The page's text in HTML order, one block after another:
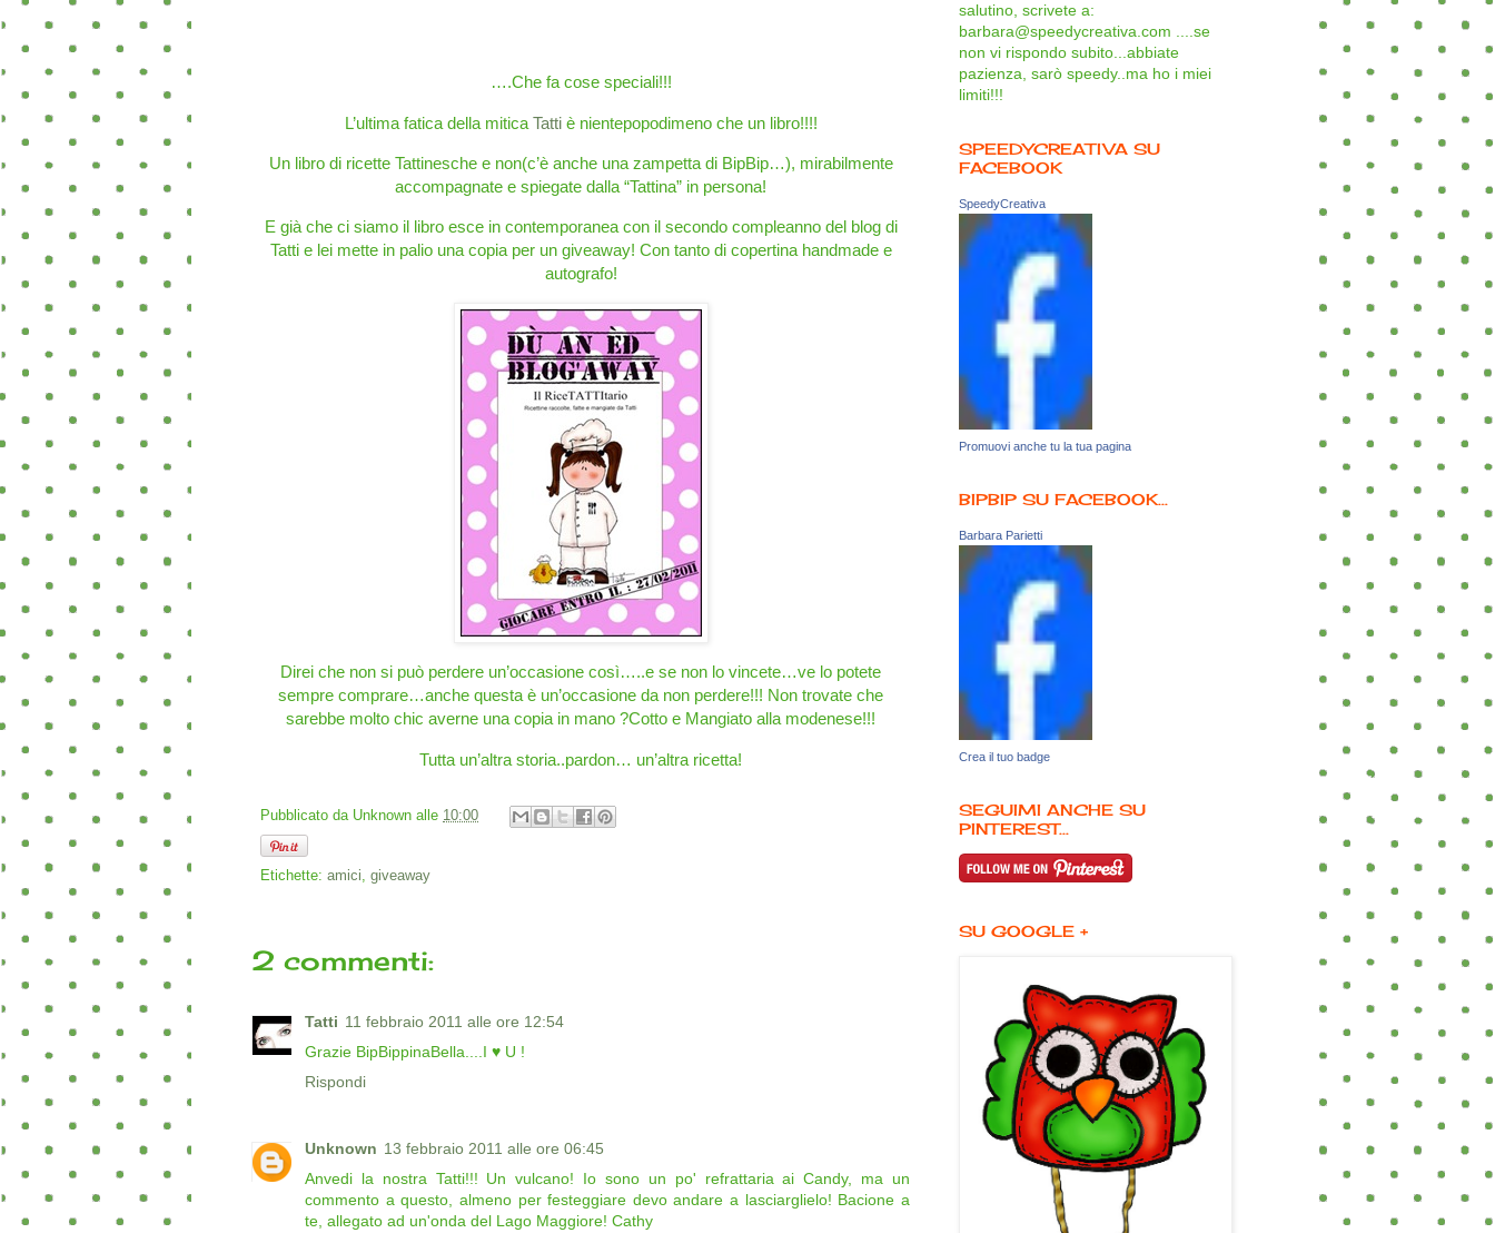
….Che fa cose speciali!!!
L’ultima fatica della mitica Tattiè nientepopodimeno che un libro!!!!
Un libro di ricette Tattinesche e non(c’è anche una zampetta di BipBip…), mirabilmente
accompagnate e spiegate dalla “Tattina” in persona!
E già che ci siamo il libro esce in contemporanea con il secondo compleanno del blog di
Tatti e lei mette in palio una copia per un giveaway! Con tanto di copertina handmade e
autografo!
Direi che non si può perdere un’occasione così…..e se non lo vincete…ve lo potete
sempre comprare…anche questa è un’occasione da non perdere!!! Non trovate che
sarebbe molto chic averne una copia in mano ?Cotto e Mangiato alla modenese!!!
Tutta un’altra storia..pardon… un’altra ricetta!
Pubblicato da Unknown alle 10:00
Etichette: amici, giveaway
2 commenti:
Tatti 11 febbraio 2011 alle ore 12:54
Grazie BipBippinaBella....I ♥ U !
Rispondi
Unknown 13 febbraio 2011 alle ore 06:45
Anvedi la nostra Tatti!!! Un vulcano! Io sono un po' refrattaria ai Candy, ma un
commento a questo, almeno per festeggiare devo andare a lasciarglielo! Bacione a
te, allegato ad un'onda del Lago Maggiore! Cathy
salutino, scrivete a:
barbara@speedycreativa.com ....se
non vi rispondo subito...abbiate
pazienza, sarò speedy..ma ho i miei
limiti!!!
SPEEDYCREATIVA SU
FACEBOOK
SpeedyCreativa
Promuovi anche tu la tua pagina
BIPBIP SU FACEBOOK...
Barbara Parietti
Crea il tuo badge
SEGUIMI ANCHE SU
PINTEREST...
SU GOOGLE +